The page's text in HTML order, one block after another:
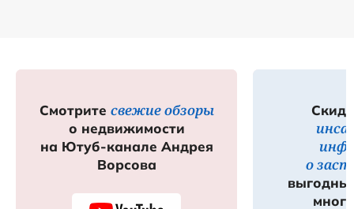
Смотрите свежие обзоры
о недвижимости
на Ютуб-канале Андрея
Ворсова
о